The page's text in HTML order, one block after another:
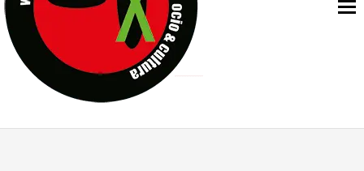
D’BALDOMEROS REINVENTAN [BITÁCORA 3.0] EN EXVITA
MARSHALL FLASH PRESENTA EN EXVITA [RELATIVA
JOFRE BARDAGÍ EN EXVITA INTERPRETANDO A SERRAT